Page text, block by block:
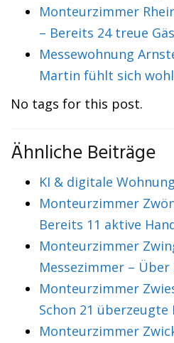
Monteurzimmer
– Bereits 24 treue
Messewohnung
Martin fühlt sich
No tags for this post.
Ähnliche Beiträge
KI & digitale
Monteurzimmer
Bereits 11 aktive
Monteurzimmer
Messezimmer –
Monteurzimmer
Schon 21 überzeugte
Monteurzimmer